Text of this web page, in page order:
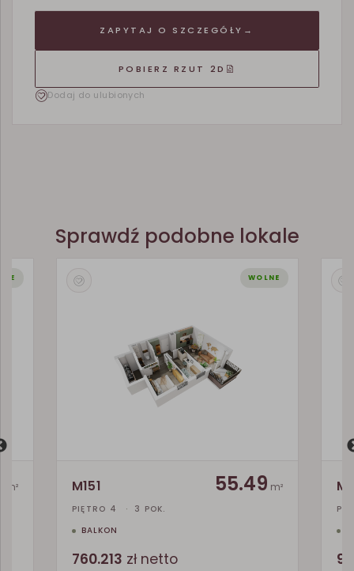
ZAPYTAJ O SZCZEGÓŁY →
POBIERZ RZUT 2D
Dodaj do ulubionych
Sprawdź podobne lokale
m²
WOLNE
M151 55.49 m²
PIĘTRO 4 ·
3 POK.
BALKON
760.213 zł netto